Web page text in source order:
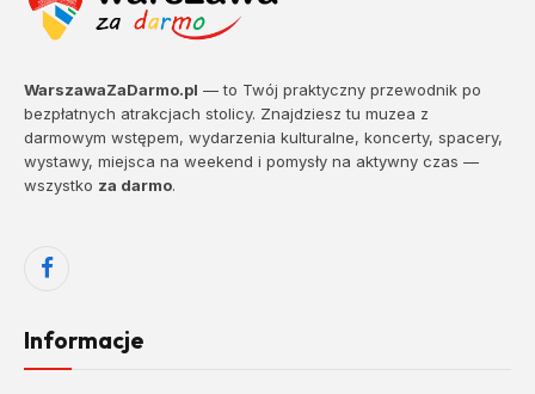
WarszawaZaDarmo.pl — to Twój praktyczny przewodnik po
bezpłatnych atrakcjach stolicy. Znajdziesz tu muzea z
darmowym wstępem, wydarzenia kulturalne, koncerty, spacery,
wystawy, miejsca na weekend i pomysły na aktywny czas —
wszystko za darmo.
Facebook
Informacje